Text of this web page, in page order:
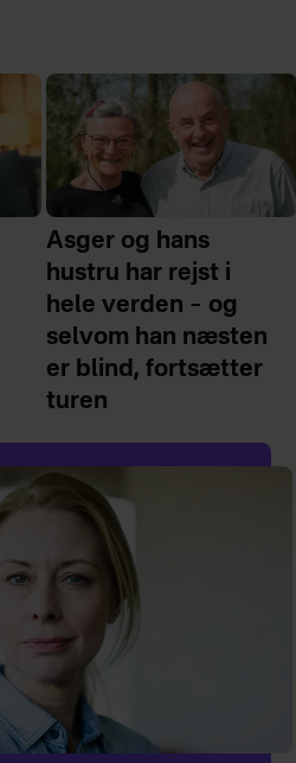
Asger og hans
hustru har rejst i
hele verden – og
selvom han næsten
er blind, fortsætter
turen